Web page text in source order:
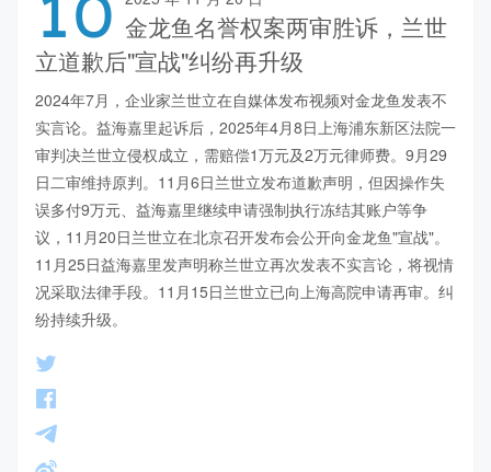
金龙鱼名誉权案两审胜诉，兰世
立道歉后"宣战"纠纷再升级
2024年7月，企业家兰世立在自媒体发布视频对金龙鱼发表不
实言论。益海嘉里起诉后，2025年4月8日上海浦东新区法院一
审判决兰世立侵权成立，需赔偿1万元及2万元律师费。9月29
日二审维持原判。11月6日兰世立发布道歉声明，但因操作失
误多付9万元、益海嘉里继续申请强制执行冻结其账户等争
议，11月20日兰世立在北京召开发布会公开向金龙鱼"宣战"。
11月25日益海嘉里发声明称兰世立再次发表不实言论，将视情
况采取法律手段。11月15日兰世立已向上海高院申请再审。纠
纷持续升级。